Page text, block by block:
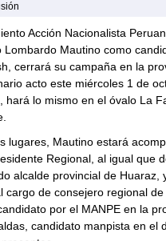
Acción Nacionalista
Lombardo Mautino como
cerrará su campaña en la
acto este miércoles 1 de
hará lo mismo en el óvalo La
lugares, Mautino estará
Regional, al igual que
alcalde provincial de Huaraz,
cargo de consejero regional
por el MANPE en la
candidato manpista en el